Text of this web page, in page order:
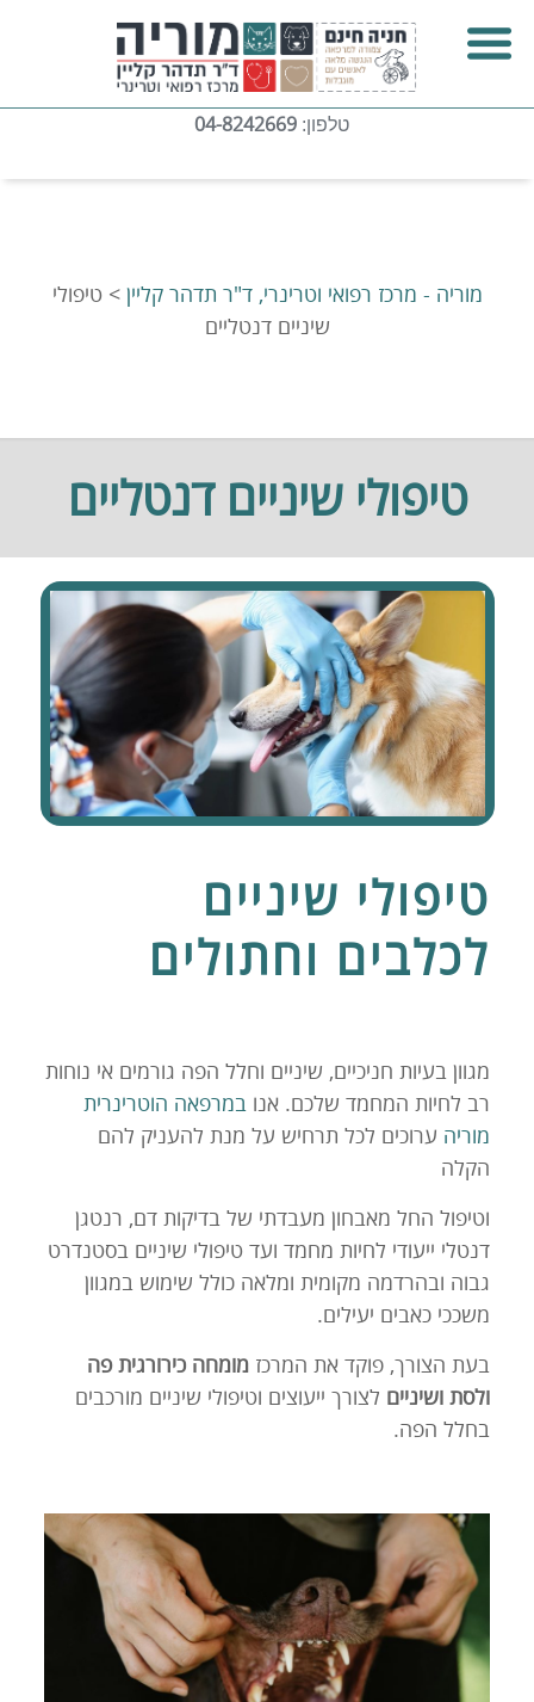
טלפון: 04-8242669
מוריה - מרכז רפואי וטרינרי, ד"ר תדהר קליין >טיפולי
שיניים דנטליים
טיפולי שיניים דנטליים
טיפולי שיניים
לכלבים וחתולים
מגוון בעיות חניכיים, שיניים וחלל הפה גורמים אי נוחות
רב לחיות המחמד שלכם. אנובמרפאה הוטרינרית
מוריה ערוכים לכל תרחיש על מנת להעניק להם
הקלה
וטיפול החל מאבחון מעבדתי של בדיקות דם, רנטגן
דנטלי ייעודי לחיות מחמד ועד טיפולי שיניים בסטנדרט
גבוה ובהרדמה מקומית ומלאה כולל שימוש במגוון
משככי כאבים יעילים.
בעת הצורך, פוקד את המרכזמומחה כירורגית פה
ולסת ושיניים לצורך ייעוצים וטיפולי שיניים מורכבים
בחלל הפה.